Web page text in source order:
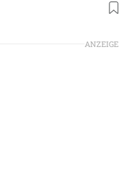
Foto: Bloomberg
ANZEIGE